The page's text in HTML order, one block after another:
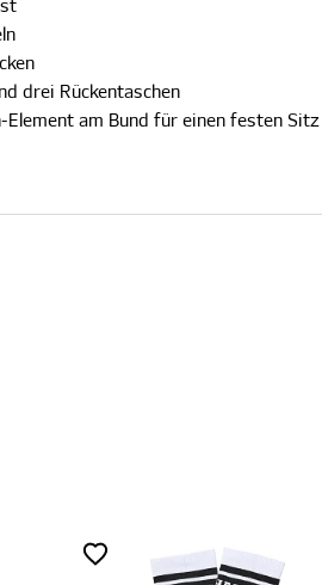
drei Rückentaschen
Element am Bund für einen festen Sitz